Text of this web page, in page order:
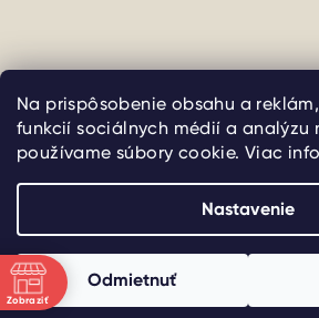
Na prispôsobenie obsahu a
funkcií sociálnych médií a analýzu
používame súbory cookie. Viac
Nastavenie
Odmietnuť
Sledovať na Instagrame
Copyright 2026uliate. Všetky práva
Vytvoril Shoptet
Zobraziť